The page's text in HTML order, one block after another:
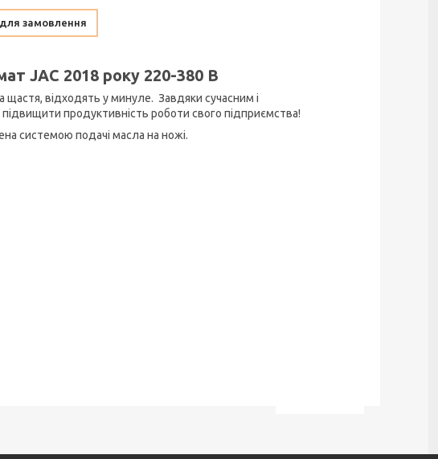
замовлення
JAC 2018 року 220-380 В
щастя, відходять у минуле. Завдяки сучасним і
продуктивність роботи свого підприємства!
системою подачі масла на ножі.